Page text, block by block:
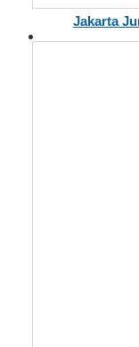
Jakarta